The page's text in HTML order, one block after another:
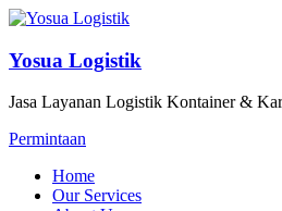
Yosua Logistik
Jasa Layanan Logistik Kontainer &
Permintaan
Home
Our Services